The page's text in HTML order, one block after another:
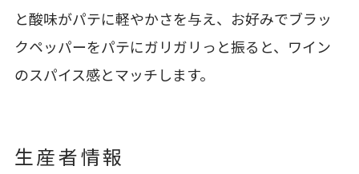
と酸味がパテに軽やかさを与え、お好みでブラッ
クペッパーをパテにガリガリっと振ると、ワイン
のスパイス感とマッチします。
生産者情報